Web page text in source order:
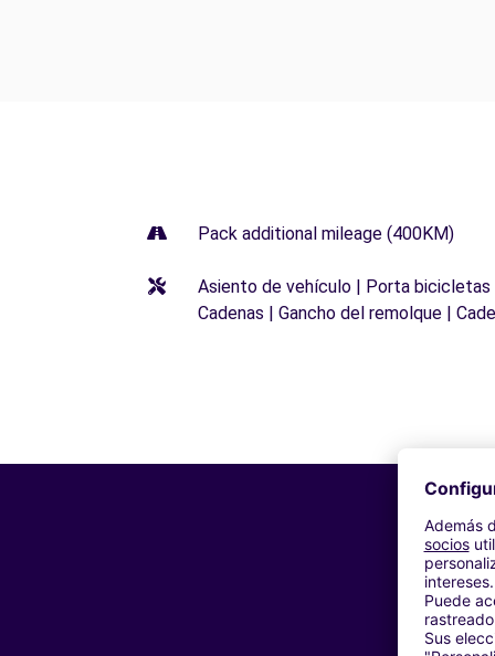
Pack additional mileage (400KM)
Asiento de vehículo | Porta bicicletas
Cadenas | Gancho del remolque |